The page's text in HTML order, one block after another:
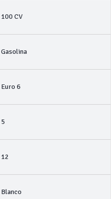
100 CV
Gasolina
Euro 6
5
12
Blanco